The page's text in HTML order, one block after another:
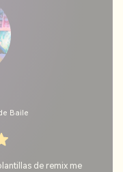
subí una foto y